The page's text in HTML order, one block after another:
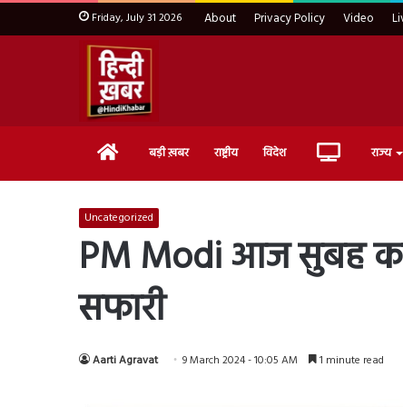
Friday, July 31 2026 About Privacy Policy Video
Home बड़ी ख़बर राष्ट्रीय विदेश Live राज्य
Uncategorized
PM Modi आज सुबह
सफारी
Aarti Agravat 9 March 2024 - 10:05 AM 1 minute read